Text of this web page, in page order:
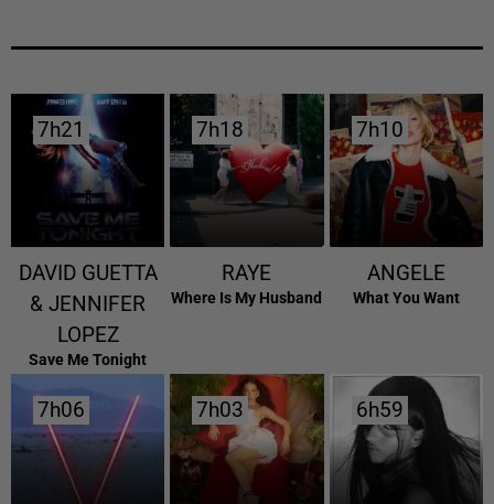
7h21
7h21
DAVID GUETTA
& JENNIFER
LOPEZ
Save Me Tonight
7h18
7h18
RAYE
Where Is My Husband
7h10
7h10
ANGELE
What You Want
7h06
7h06 7h03
7h03 6h59
6h59